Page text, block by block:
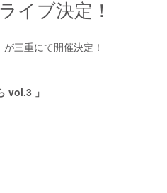
イブ決定！
三重にて開催決定！
vol.3 」